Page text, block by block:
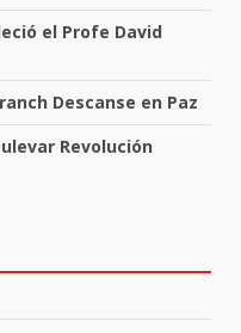
el Profe David
Descanse en Paz
Revolución